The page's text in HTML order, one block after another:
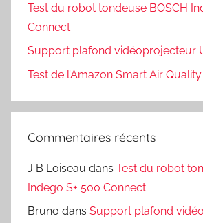
Test du robot tondeuse BOSCH
Connect
Support plafond vidéoprojecteur
Test de l’Amazon Smart Air
Commentaires récents
J B Loiseau dans Test du robot
Indego S+ 500 Connect
Bruno dans Support plafond